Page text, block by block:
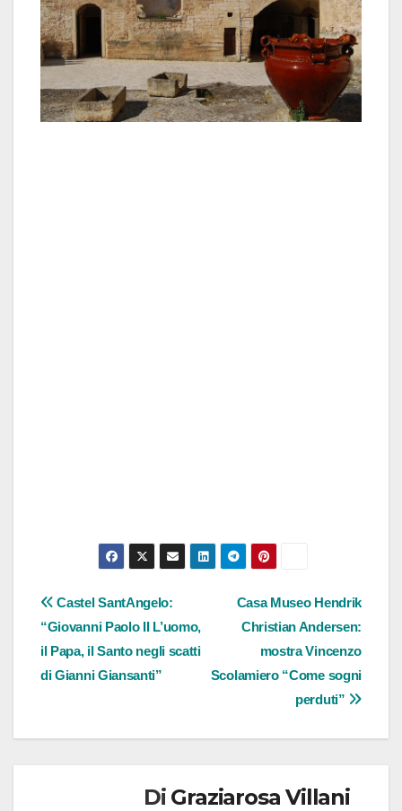
Navigazione
articoli
Casa Museo Hendrik
Christian Andersen:
mostra Vincenzo
Scolamiero “Come sogni
perduti”
Castel SantAngelo:
“Giovanni Paolo II L’uomo,
il Papa, il Santo negli scatti
di Gianni Giansanti”
Di Graziarosa Villani